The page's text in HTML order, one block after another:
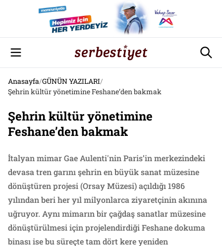
Anasayfa/GÜNÜN YAZILARI/
Şehrin kültür yönetimine Feshane’den bakmak
Şehrin kültür yönetimine
Feshane’den bakmak
İtalyan mimar Gae Aulenti'nin Paris’in merkezindeki
devasa tren garını şehrin en büyük sanat müzesine
dönüştüren projesi (Orsay Müzesi) açıldığı 1986
yılından beri her yıl milyonlarca ziyaretçinin akınına
uğruyor. Aynı mimarın bir çağdaş sanatlar müzesine
dönüştürülmesi için projelendirdiği Feshane dokuma
binası ise bu süreçte tam dört kere yeniden